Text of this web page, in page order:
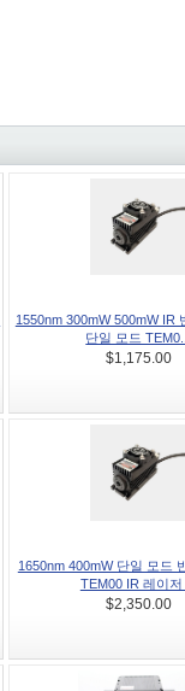
1550nm 300mW 500mW IR
단일 모드 TEM0...
$1,175.00
1650nm 400mW 단일 모드
TEM00 IR 레이저
$2,350.00